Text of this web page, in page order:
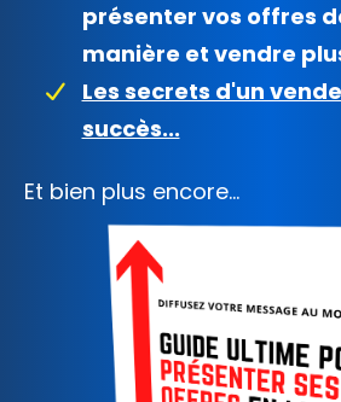
présenter vos offres
manière et vendre
Les secrets d'un
succès...
Et bien plus encore...